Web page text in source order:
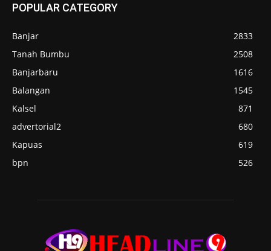
POPULAR CATEGORY
Banjar
2833
Tanah Bumbu
2508
Banjarbaru
1616
Balangan
1545
Kalsel
871
advertorial2
680
Kapuas
619
bpn
526